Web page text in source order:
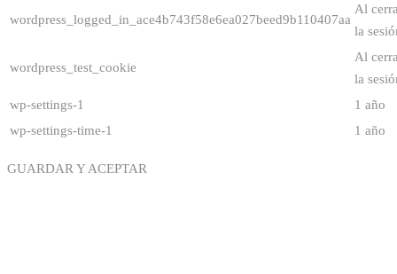
wordpress_logged_in_ace4b743f58e6ea027beed9b110407aa
Al
la
wordpress_test_cookie
Al
la
wp-settings-1
1 año
wp-settings-time-1
1 año
GUARDAR Y ACEPTAR